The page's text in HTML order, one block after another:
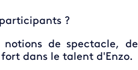
?
de spectacle, de
dans le talent d'Enzo.